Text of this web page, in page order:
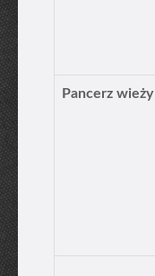
Pancerz wieży